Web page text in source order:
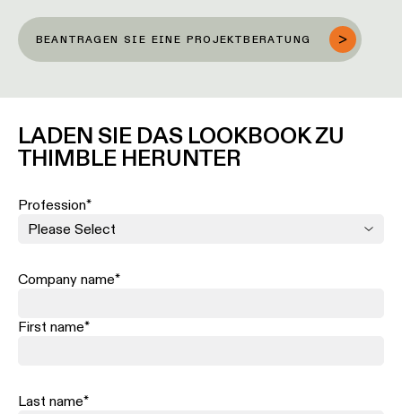
BEANTRAGEN SIE EINE PROJEKTBERATUNG
LADEN SIE DAS LOOKBOOK ZU
THIMBLE HERUNTER
Profession*
Company name*
First name*
Last name*